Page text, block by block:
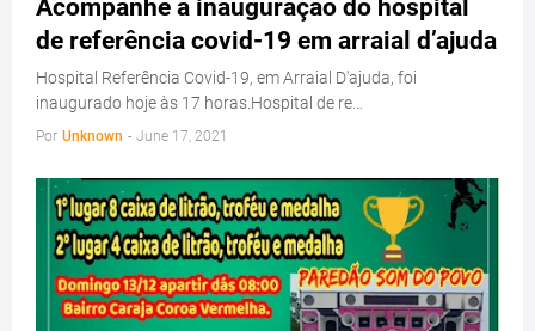
Acompanhe a inauguração do hospital
de referência covid-19 em arraial d’ajuda
Hospital Referência Covid-19, em Arraial D'ajuda, foi
inaugurado hoje às 17 horas.Hospital de re…
Por Unknown - June 17, 2021